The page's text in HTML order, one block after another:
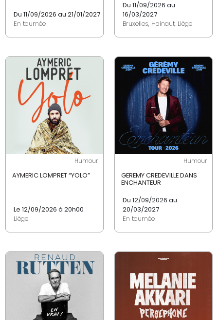
Du 11/09/2026 au 21/01/2027
En tournée
Du 11/09/2026 au
16/03/2027
Bruxelles, Hainaut, Liège
Humour
AYMERIC LOMPRET “YOLO”
Le 12/09/2026 à 20h00
Liège
Humour
GEREMY CREDEVILLE DANS
ENCHANTEUR
Du 12/09/2026 au
20/03/2027
En tournée